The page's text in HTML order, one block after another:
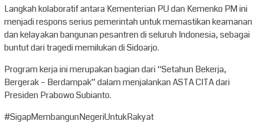
Langkah kolaboratif antara Kementerian PU dan Kemenko PM ini
menjadi respons serius pemerintah untuk memastikan keamanan
dan kelayakan bangunan pesantren di seluruh Indonesia, sebagai
buntut dari tragedi memilukan di Sidoarjo.
Program kerja ini merupakan bagian dari “Setahun Bekerja,
Bergerak – Berdampak” dalam menjalankan ASTA CITA dari
Presiden Prabowo Subianto.
#SigapMembangunNegeriUntukRakyat